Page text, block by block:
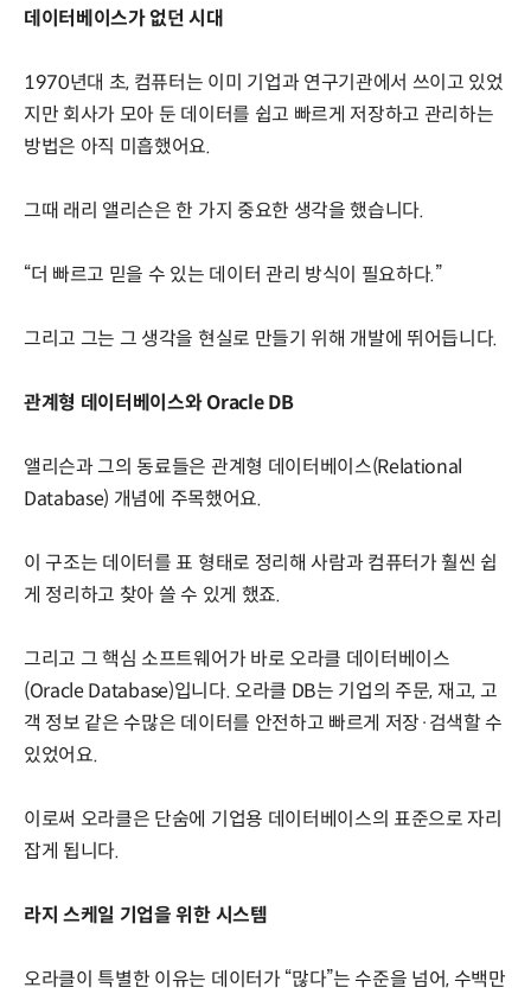
데이터베이스가 없던 시대
1970년대 초, 컴퓨터는 이미 기업과 연구기관에서 쓰이고 있었
지만 회사가 모아 둔 데이터를 쉽고 빠르게 저장하고 관리하는
방법은 아직 미흡했어요.
그때 래리 앨리슨은 한 가지 중요한 생각을 했습니다.
“더 빠르고 믿을 수 있는 데이터 관리 방식이 필요하다.”
그리고 그는 그 생각을 현실로 만들기 위해 개발에 뛰어듭니다.
관계형 데이터베이스와 Oracle DB
앨리슨과 그의 동료들은 관계형 데이터베이스(Relational
Database) 개념에 주목했어요.
이 구조는 데이터를 표 형태로 정리해 사람과 컴퓨터가 훨씬 쉽
게 정리하고 찾아 쓸 수 있게 했죠.
그리고 그 핵심 소프트웨어가 바로 오라클 데이터베이스
(Oracle Database)입니다. 오라클 DB는 기업의 주문, 재고, 고
객 정보 같은 수많은 데이터를 안전하고 빠르게 저장·검색할 수
있었어요.
이로써 오라클은 단숨에 기업용 데이터베이스의 표준으로 자리
잡게 됩니다.
라지 스케일 기업을 위한 시스템
오라클이 특별한 이유는 데이터가 “많다”는 수준을 넘어, 수백만